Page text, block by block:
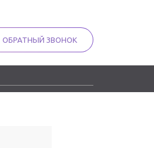
ОБРАТНЫЙ ЗВОНОК